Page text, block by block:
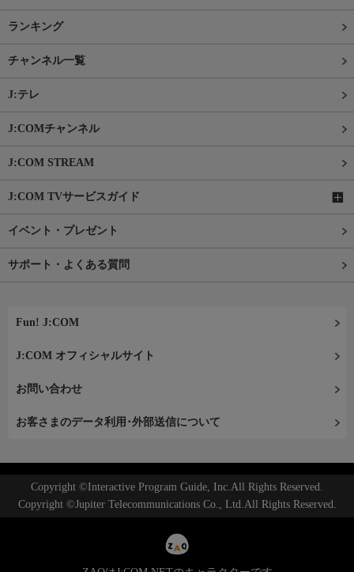
ランキング
チャンネル一覧
J:テレ
J:COMチャンネル
J:COM STREAM
J:COM TVサービスガイド
イベント・プレゼント
サポート・よくある質問
Fun! J:COM
J:COM オフィシャルサイト
お問い合わせ
お客さまのデータ利用･外部送信について
Copyright ©Interactive Program Guide, Inc.All Rights Reserved.
Copyright ©Jupiter Telecommunications Co., Ltd.All Rights Reserved.